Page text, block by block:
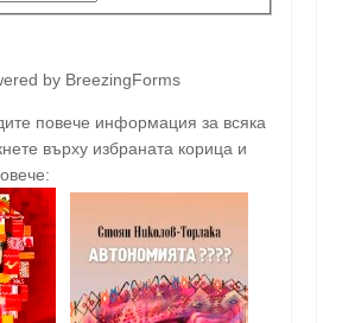
by BreezingForms
повече информация за всяка
върху избраната корица и